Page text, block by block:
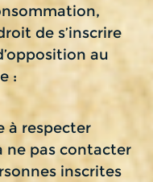
de s’inscrire
au
:
à respecter
pas contacter
inscrites